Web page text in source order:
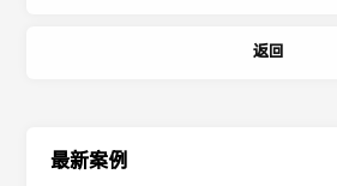
返回
最新案例